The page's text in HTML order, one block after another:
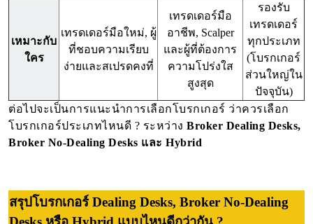
เหมาะกับ
ใคร
เทรดเดอร์มือใหม่, ผู้
ที่ชอบความเรียบ
ง่ายและสเปรดคงที่
เทรดเดอร์มือ
อาชีพ, Scalper
และผู้ที่ต้องการ
ความโปร่งใส
สูงสุด
รองรับ
เทรดเดอร์
ทุกประเภท
(โบรกเกอร์
ส่วนใหญ่ใน
ปัจจุบัน)
ต่อไปจะเป็นการแนะนำการเลือกโบรกเกอร์ ว่าควรเลือก
โบรกเกอร์ประเภทไหนดี ? ระหว่าง Broker Dealing Desks,
Broker No-Dealing Desks และ Hybrid
สรุปโบรกเกอร์ Dealing Desks, Broker No-Dealing